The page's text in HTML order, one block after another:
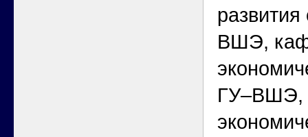
ВШЭ,
ГУ–ВШЭ,